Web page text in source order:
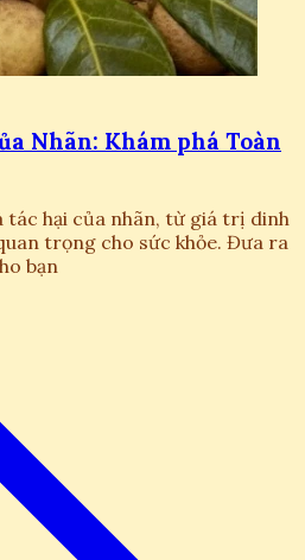
Nhãn: Khám phá Toàn
tác hại của nhãn, từ giá trị dinh
trọng cho sức khỏe. Đưa ra
bạn